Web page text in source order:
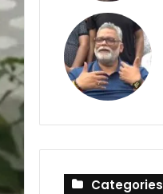
Categories